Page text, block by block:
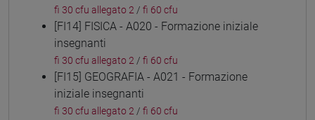
fi 30 cfu allegato 2 / fi 60 cfu
[FI14] FISICA - A020 - Formazione iniziale
insegnanti
fi 30 cfu allegato 2 / fi 60 cfu
[FI15] GEOGRAFIA - A021 - Formazione
iniziale insegnanti
fi 30 cfu allegato 2 / fi 60 cfu